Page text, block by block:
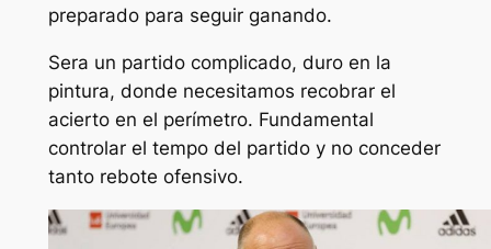
preparado para seguir ganando.
Sera un partido complicado, duro en la
pintura, donde necesitamos recobrar el
acierto en el perímetro. Fundamental
controlar el tempo del partido y no conceder
tanto rebote ofensivo.